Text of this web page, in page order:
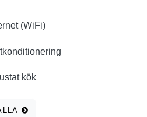
(WiFi)
kök